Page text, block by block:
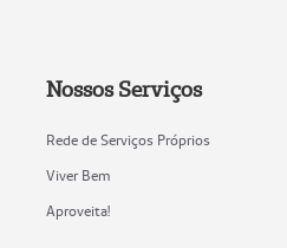
Nossos Serviços
Rede de Serviços Próprios
Viver Bem
Aproveita!